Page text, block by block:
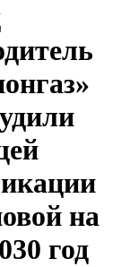
на
год